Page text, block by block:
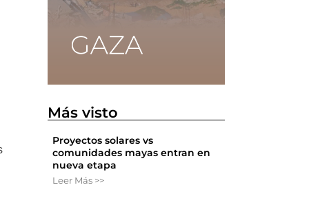
Más visto
Proyectos solares vs
comunidades mayas entran en
nueva etapa
Leer Más >>